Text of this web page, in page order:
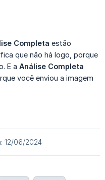
Completa estão
que não há logo, porque
E a Análise Completa
você enviou a imagem
12/06/2024